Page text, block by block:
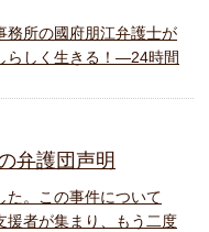
務所の國府朋江弁護士が
らしく生きる！―24時間
弁護団声明
た。この事件について
援者が集まり、もう二度